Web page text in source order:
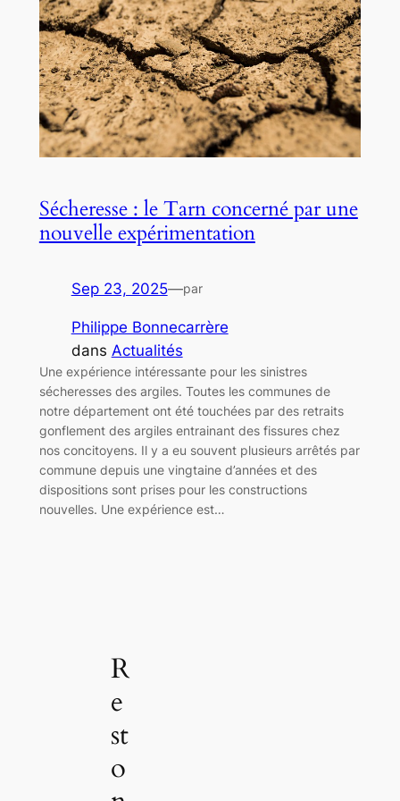
Sécheresse : le Tarn concerné par une
nouvelle expérimentation
Sep 23, 2025—par
Philippe Bonnecarrère
dans Actualités
Une expérience intéressante pour les sinistres
sécheresses des argiles. Toutes les communes de
notre département ont été touchées par des retraits
gonflement des argiles entrainant des fissures chez
nos concitoyens. Il y a eu souvent plusieurs arrêtés par
commune depuis une vingtaine d’années et des
dispositions sont prises pour les constructions
nouvelles. Une expérience est…
R
e
st
o